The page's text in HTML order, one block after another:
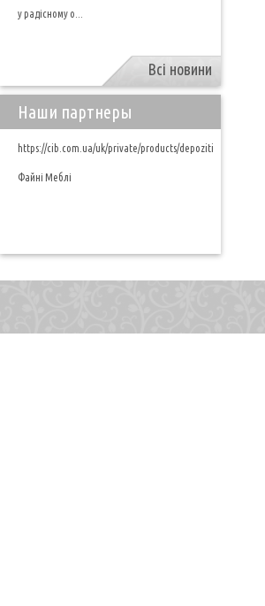
у радісному о...
Всі новини
Наши партнеры
https://cib.com.ua/uk/private/products/depoziti
Файні Меблі